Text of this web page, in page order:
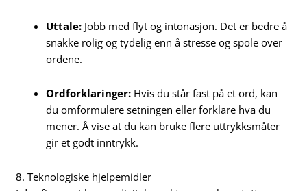
Uttale: Jobb med flyt og intonasjon. Det er bedre å
snakke rolig og tydelig enn å stresse og spole over
ordene.
Ordforklaringer: Hvis du står fast på et ord, kan
du omformulere setningen eller forklare hva du
mener. Å vise at du kan bruke flere uttrykksmåter
gir et godt inntrykk.
8. Teknologiske hjelpemidler